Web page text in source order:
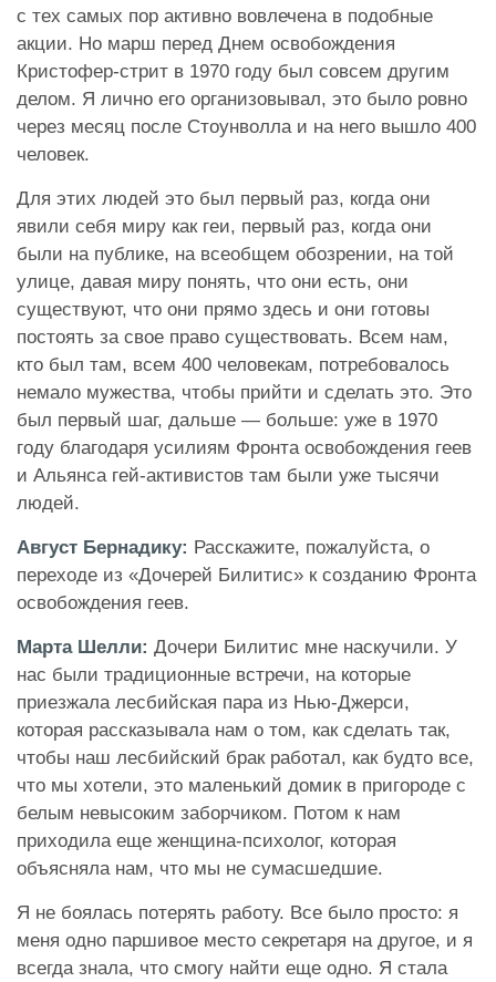
с тех самых пор активно вовлечена в подобные
акции. Но марш перед Днем освобождения
Кристофер-стрит в 1970 году был совсем другим
делом. Я лично его организовывал, это было ровно
через месяц после Стоунволла и на него вышло 400
человек.
Для этих людей это был первый раз, когда они
явили себя миру как геи, первый раз, когда они
были на публике, на всеобщем обозрении, на той
улице, давая миру понять, что они есть, они
существуют, что они прямо здесь и они готовы
постоять за свое право существовать. Всем нам,
кто был там, всем 400 человекам, потребовалось
немало мужества, чтобы прийти и сделать это. Это
был первый шаг, дальше — больше: уже в 1970
году благодаря усилиям Фронта освобождения геев
и Альянса гей-активистов там были уже тысячи
людей.
Август Бернадику: Расскажите, пожалуйста, о
переходе из «Дочерей Билитис» к созданию Фронта
освобождения геев.
Марта Шелли: Дочери Билитис мне наскучили. У
нас были традиционные встречи, на которые
приезжала лесбийская пара из Нью-Джерси,
которая рассказывала нам о том, как сделать так,
чтобы наш лесбийский брак работал, как будто все,
что мы хотели, это маленький домик в пригороде с
белым невысоким заборчиком. Потом к нам
приходила еще женщина-психолог, которая
объясняла нам, что мы не сумасшедшие.
Я не боялась потерять работу. Все было просто: я
меня одно паршивое место секретаря на другое, и я
всегда знала, что смогу найти еще одно. Я стала